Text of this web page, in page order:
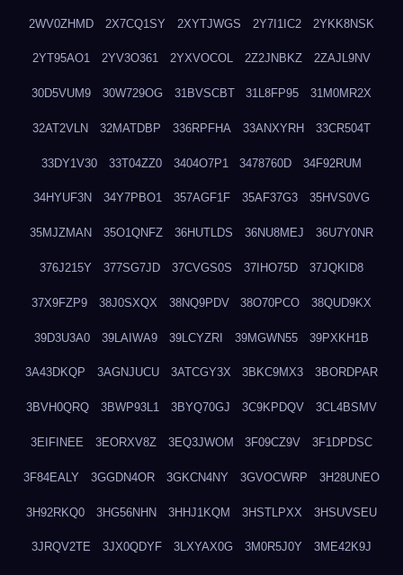
2WV0ZHMD 2X7CQ1SY 2XYTJWGS 2Y7I1IC2 2YKK8NSK
2YT95AO1 2YV3O361 2YXVOCOL 2Z2JNBKZ 2ZAJL9NV
30D5VUM9 30W729OG 31BVSCBT 31L8FP95 31M0MR2X
32AT2VLN 32MATDBP 336RPFHA 33ANXYRH 33CR504T
33DY1V30 33T04ZZ0 3404O7P1 3478760D 34F92RUM
34HYUF3N 34Y7PBO1 357AGF1F 35AF37G3 35HVS0VG
35MJZMAN 35O1QNFZ 36HUTLDS 36NU8MEJ 36U7Y0NR
376J215Y 377SG7JD 37CVGS0S 37IHO75D 37JQKID8
37X9FZP9 38J0SXQX 38NQ9PDV 38O70PCO 38QUD9KX
39D3U3A0 39LAIWA9 39LCYZRI 39MGWN55 39PXKH1B
3A43DKQP 3AGNJUCU 3ATCGY3X 3BKC9MX3 3BORDPAR
3BVH0QRQ 3BWP93L1 3BYQ70GJ 3C9KPDQV 3CL4BSMV
3EIFINEE 3EORXV8Z 3EQ3JWOM 3F09CZ9V 3F1DPDSC
3F84EALY 3GGDN4OR 3GKCN4NY 3GVOCWRP 3H28UNEO
3H92RKQ0 3HG56NHN 3HHJ1KQM 3HSTLPXX 3HSUVSEU
3JRQV2TE 3JX0QDYF 3LXYAX0G 3M0R5J0Y 3ME42K9J